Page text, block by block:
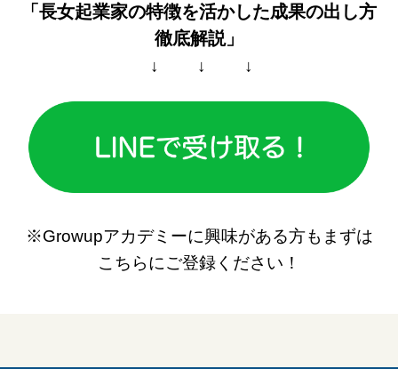
「長女起業家の特徴を活かした成果の出し方
徹底解説」
↓ ↓ ↓
※Growupアカデミーに興味がある方もまずは
こちらにご登録ください！